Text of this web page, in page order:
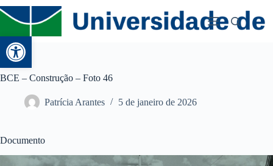
Abrir a barra de ferramentas
BCE – Construção – Foto 46
Patrícia Arantes 5 de janeiro de 2026
Documento